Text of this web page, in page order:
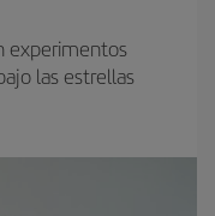
experimentos
las estrellas